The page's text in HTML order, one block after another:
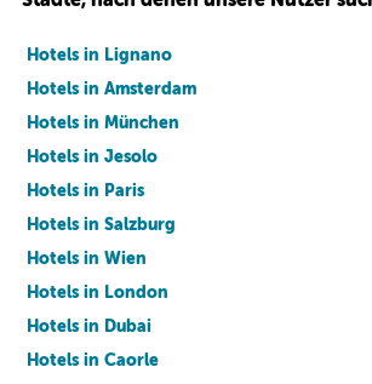
Hotels in Lignano
Hotels in Amsterdam
Hotels in München
Hotels in Jesolo
Hotels in Paris
Hotels in Salzburg
Hotels in Wien
Hotels in London
Hotels in Dubai
Hotels in Caorle